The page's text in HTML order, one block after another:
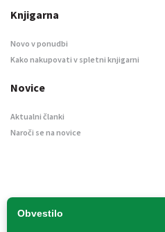
Obvestilo
Knjigarna
Novo v ponudbi
Kako nakupovati v spletni knjigarni
Novice
Aktualni članki
Naroči se na novice